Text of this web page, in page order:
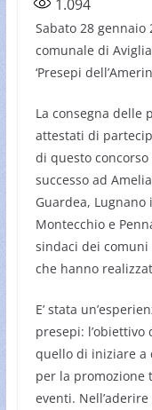
1.094
Sabato 28
comunale di
‘Presepi
La consegna delle
attestati di
di questo
successo ad
Guardea,
Montecchio e
sindaci dei
che hanno
E’ stata
presepi:
quello di iniziare a
per la
eventi.